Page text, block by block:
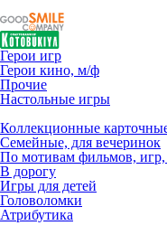
Герои игр
Герои кино, м/ф
Прочие
Настольные игры
Коллекционные
Семейные, для вечеринок
По мотивам фильмов,
В дорогу
Игры для детей
Головоломки
Атрибутика